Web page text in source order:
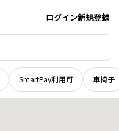
ログイン新規登録
SmartPay利用可 車椅子